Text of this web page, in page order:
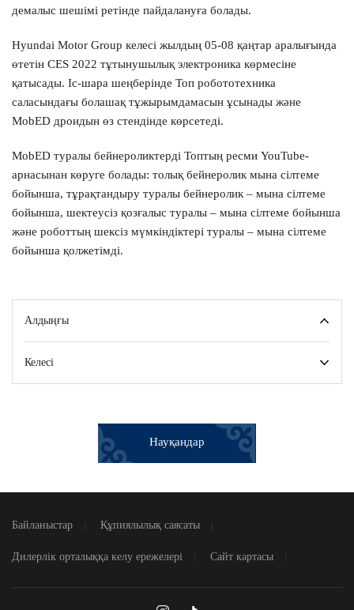
демалыс шешімі ретінде пайдалануға болады.
Hyundai Motor Group келесі жылдың 05-08 қаңтар аралығында
өтетін CES 2022 тұтынушылық электроника көрмесіне
қатысады. Іс-шара шеңберінде Топ робототехника
саласындағы болашақ тұжырымдамасын ұсынады және
MobED дроидын өз стендінде көрсетеді.
MobED туралы бейнероликтерді Топтың ресми YouTube-
арнасынан көруге болады: толық бейнеролик мына сілтеме
бойынша, тұрақтандыру туралы бейнеролик – мына сілтеме
бойынша, шектеусіз қозғалыс туралы – мына сілтеме бойынша
және роботтың шексіз мүмкіндіктері туралы – мына сілтеме
бойынша қолжетімді.
Алдыңғы
Келесі
Науқандар
Байланыстар Құпиялылық саясаты
Дилерлік орталыққа келу ережелері Сайт картасы